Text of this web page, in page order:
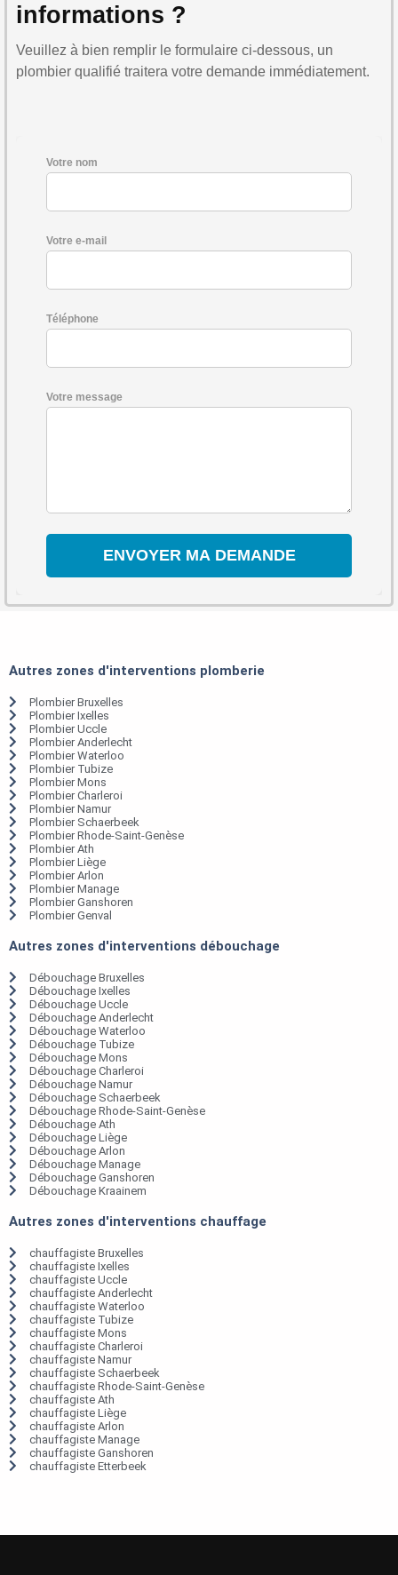
informations ?
Veuillez à bien remplir le formulaire ci-dessous, un
plombier qualifié traitera votre demande immédiatement.
Votre nom
Votre e-mail
Téléphone
Votre message
Autres zones d'interventions plomberie
Plombier Bruxelles
Plombier Ixelles
Plombier Uccle
Plombier Anderlecht
Plombier Waterloo
Plombier Tubize
Plombier Mons
Plombier Charleroi
Plombier Namur
Plombier Schaerbeek
Plombier Rhode-Saint-Genèse
Plombier Ath
Plombier Liège
Plombier Arlon
Plombier Manage
Plombier Ganshoren
Plombier Genval
Autres zones d'interventions débouchage
Débouchage Bruxelles
Débouchage Ixelles
Débouchage Uccle
Débouchage Anderlecht
Débouchage Waterloo
Débouchage Tubize
Débouchage Mons
Débouchage Charleroi
Débouchage Namur
Débouchage Schaerbeek
Débouchage Rhode-Saint-Genèse
Débouchage Ath
Débouchage Liège
Débouchage Arlon
Débouchage Manage
Débouchage Ganshoren
Débouchage Kraainem
Autres zones d'interventions chauffage
chauffagiste Bruxelles
chauffagiste Ixelles
chauffagiste Uccle
chauffagiste Anderlecht
chauffagiste Waterloo
chauffagiste Tubize
chauffagiste Mons
chauffagiste Charleroi
chauffagiste Namur
chauffagiste Schaerbeek
chauffagiste Rhode-Saint-Genèse
chauffagiste Ath
chauffagiste Liège
chauffagiste Arlon
chauffagiste Manage
chauffagiste Ganshoren
chauffagiste Etterbeek